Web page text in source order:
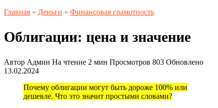
Главная » Деньги » Финансовая грамотность
Облигации: цена и значение
Автор Админ На чтение 2 мин Просмотров 803 Обновлено
13.02.2024
Почему облигации могут быть дороже 100% или
дешевле. Что это значит простыми словами?